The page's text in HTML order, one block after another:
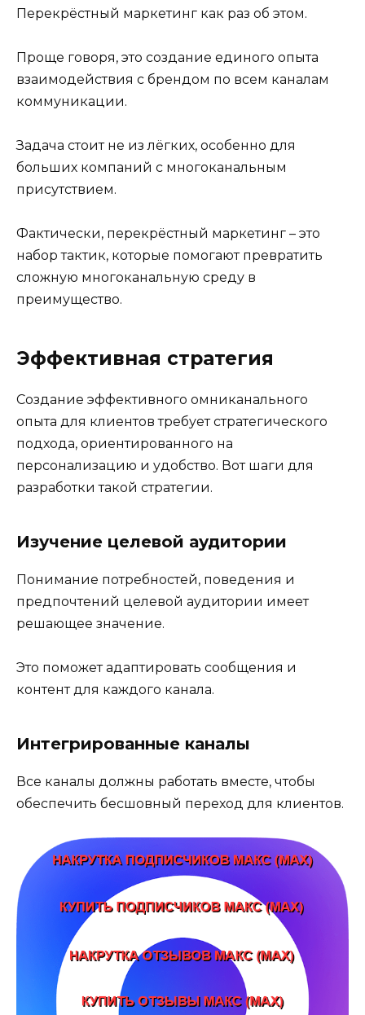
Перекрёстный маркетинг как раз об этом.
Проще говоря, это создание единого опыта
взаимодействия с брендом по всем каналам
коммуникации.
Задача стоит не из лёгких, особенно для
больших компаний с многоканальным
присутствием.
Фактически, перекрёстный маркетинг – это
набор тактик, которые помогают превратить
сложную многоканальную среду в
преимущество.
Эффективная стратегия
Создание эффективного омниканального
опыта для клиентов требует стратегического
подхода, ориентированного на
персонализацию и удобство. Вот шаги для
разработки такой стратегии.
Изучение целевой аудитории
Понимание потребностей, поведения и
предпочтений целевой аудитории имеет
решающее значение.
Это поможет адаптировать сообщения и
контент для каждого канала.
Интегрированные каналы
Все каналы должны работать вместе, чтобы
обеспечить бесшовный переход для клиентов.